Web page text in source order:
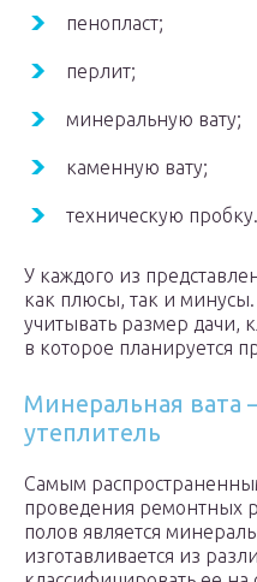
пенопласт;
перлит;
минеральную вату;
каменную вату;
техническую пробку.
У каждого из
как плюсы, так и
учитывать размер дачи,
в которое планируется
Минеральная
утеплитель
Самым
проведения ремонтных
полов является
изготавливается из